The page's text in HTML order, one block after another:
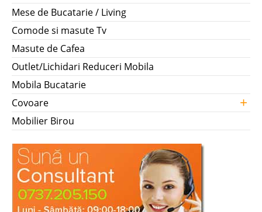
Mese de Bucatarie / Living
Comode si masute Tv
Masute de Cafea
Outlet/Lichidari Reduceri Mobila
Mobila Bucatarie
Covoare
+
Mobilier Birou